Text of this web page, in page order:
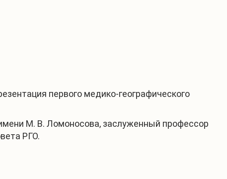
первого медико-географического
М. В. Ломоносова, заслуженный профессор
РГО.